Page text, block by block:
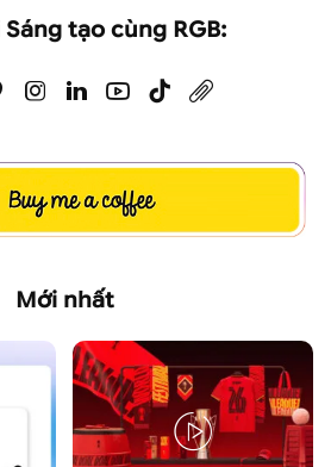
tạo cùng RGB:
Mới nhất